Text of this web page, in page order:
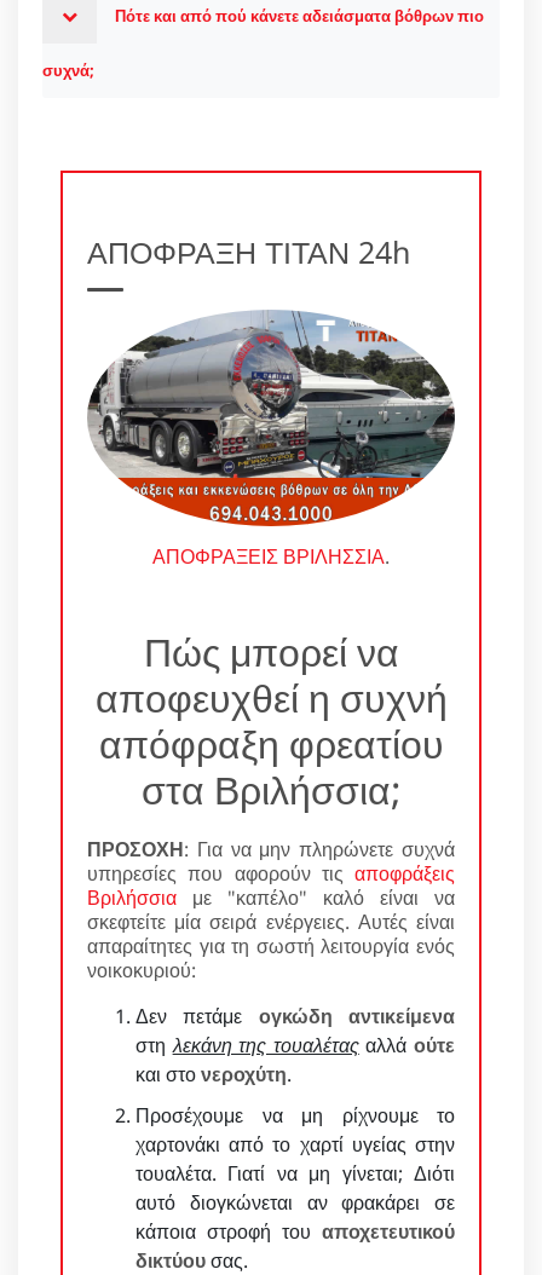
Πότε και από πού κάνετε αδειάσματα βόθρων πιο
συχνά;
ΑΠΟΦΡΑΞΗ ΤΙΤΑΝ 24h
ΑΠΟΦΡΑΞΕΙΣ ΒΡΙΛΗΣΣΙΑ.
Πώς μπορεί να
αποφευχθεί η συχνή
απόφραξη φρεατίου
στα Βριλήσσια;
ΠΡΟΣΟΧΗ: Για να μην πληρώνετε συχνά
υπηρεσίες που αφορούν τις αποφράξεις
Βριλήσσια με "καπέλο" καλό είναι να
σκεφτείτε μία σειρά ενέργειες. Αυτές είναι
απαραίτητες για τη σωστή λειτουργία ενός
νοικοκυριού:
Δεν πετάμε ογκώδη αντικείμενα
στηλεκάνη της τουαλέταςαλλάούτε
και στονεροχύτη.
Προσέχουμε να μη ρίχνουμε το
χαρτονάκι από το χαρτί υγείας στην
τουαλέτα. Γιατί να μη γίνεται; Διότι
αυτό διογκώνεται αν φρακάρει σε
κάποια στροφή του αποχετευτικού
δικτύουσας.